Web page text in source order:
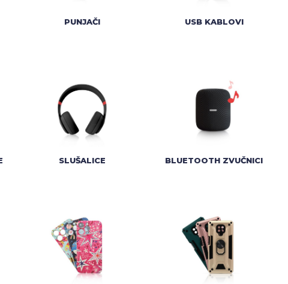
PUNJAČI USB KABLOVI
SLUŠALICE BLUETOOTH ZVUČNICI